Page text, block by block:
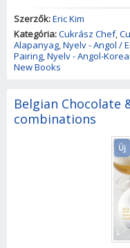
Szerzők:Eric Kim
Kategória:Cukrász Chef,
Alapanyag Nyelv - Angol /
Pairing Nyelv - Angol-
New Books
Belgian Chocolate
combinations
Új